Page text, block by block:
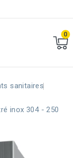
0
sanitaires
inox 304 - 250